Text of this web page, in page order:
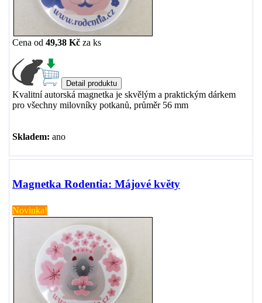
Cena od 49,38 Kč za ks
Kvalitní autorská magnetka je skvělým a praktickým dárkem
pro všechny milovníky potkanů, průměr 56 mm
Skladem: ano
Magnetka Rodentia: Májové květy
Novinka!